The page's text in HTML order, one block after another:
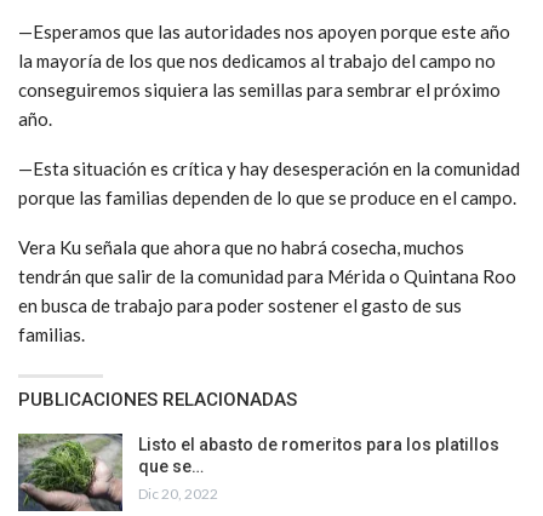
—Esperamos que las autoridades nos apoyen porque este año
la mayoría de los que nos dedicamos al trabajo del campo no
conseguiremos siquiera las semillas para sembrar el próximo
año.
—Esta situación es crítica y hay desesperación en la comunidad
porque las familias dependen de lo que se produce en el campo.
Vera Ku señala que ahora que no habrá cosecha, muchos
tendrán que salir de la comunidad para Mérida o Quintana Roo
en busca de trabajo para poder sostener el gasto de sus
familias.
PUBLICACIONES RELACIONADAS
Listo el abasto de romeritos para los platillos
que se…
Dic 20, 2022